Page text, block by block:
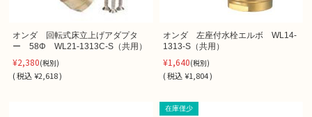
オンダ 回転式床立上げアダプタ
ー 58Φ WL21-1313C-S（共用）
¥2,380(税別)
(税込¥2,618 )
オンダ 左座付水栓エルボ WL14-
1313-S（共用）
¥1,640(税別)
(税込 ¥1,804 )
在庫僅少